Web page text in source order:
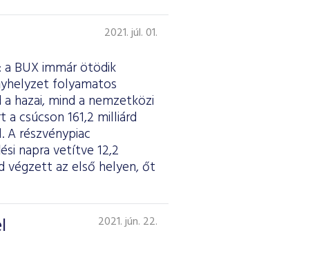
2021. júl. 01.
BUX immár ötödik
folyamatos
hazai, mind a nemzetközi
csúcson 161,2 milliárd
részvénypiac
napra vetítve 12,2
végzett az első helyen, őt
2021. jún. 22.